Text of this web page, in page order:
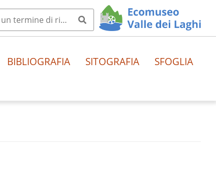
BIBLIOGRAFIA SITOGRAFIA SFOGLIA